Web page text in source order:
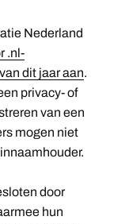
Nederland
.nl-
dit jaar aan.
privacy- of
van een
mogen niet
door
hun